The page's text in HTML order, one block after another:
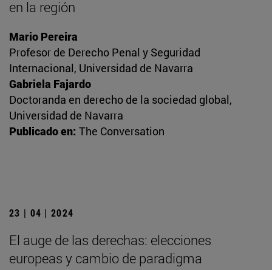
en la región
Mario Pereira
Profesor de Derecho Penal y Seguridad
Internacional, Universidad de Navarra
Gabriela Fajardo
Doctoranda en derecho de la sociedad global,
Universidad de Navarra
Publicado en: The Conversation
23 | 04 | 2024
El auge de las derechas: elecciones
europeas y cambio de paradigma